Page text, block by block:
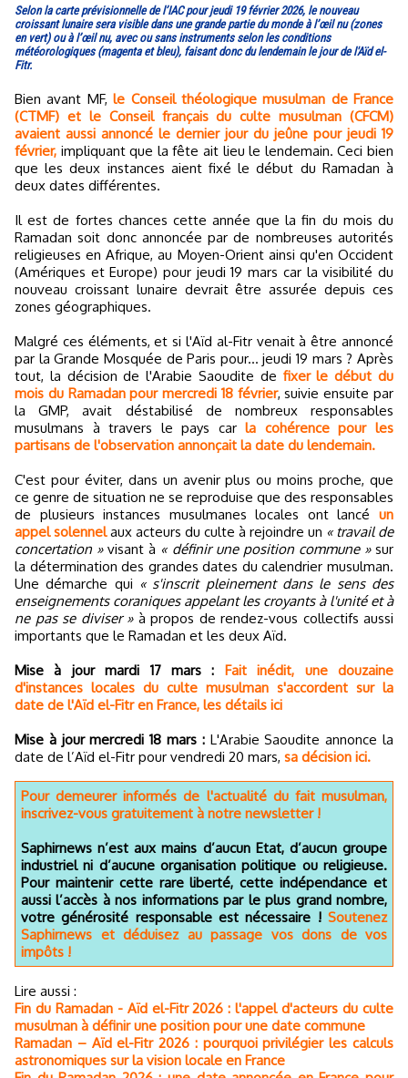
Selon la carte prévisionnelle de l’IAC pour jeudi 19 février 2026, le nouveau
croissant lunaire sera visible dans une grande partie du monde à l’œil nu (zones
en vert) ou à l’œil nu, avec ou sans instruments selon les conditions
météorologiques (magenta et bleu), faisant donc du lendemain le jour de l'Aïd el-
Fitr.
Bien avant MF,le Conseil théologique musulman de France
(CTMF) et le Conseil français du culte musulman (CFCM)
avaient aussi annoncé le dernier jour du jeûne pour jeudi 19
février, impliquant que la fête ait lieu le lendemain. Ceci bien
que les deux instances aient fixé le début du Ramadan à
deux dates différentes.
Il est de fortes chances cette année que la fin du mois du
Ramadan soit donc annoncée par de nombreuses autorités
religieuses en Afrique, au Moyen-Orient ainsi qu'en Occident
(Amériques et Europe) pour jeudi 19 mars car la visibilité du
nouveau croissant lunaire devrait être assurée depuis ces
zones géographiques.
Malgré ces éléments, et si l'Aïd al-Fitr venait à être annoncé
par la Grande Mosquée de Paris pour... jeudi 19 mars ? Après
tout, la décision de l'Arabie Saoudite de fixer le début du
mois du Ramadan pour mercredi 18 février, suivie ensuite par
la GMP, avait déstabilisé de nombreux responsables
musulmans à travers le pays carla cohérence pour les
partisans de l'observation annonçait la date du lendemain.
C'est pour éviter, dans un avenir plus ou moins proche, que
ce genre de situation ne se reproduise que des responsables
de plusieurs instances musulmanes locales ont lancé un
appel solennelaux acteurs du culte à rejoindre un « travail de
concertation »visant à « définir une position commune »sur
la détermination des grandes dates du calendrier musulman.
Une démarche qui « s'inscrit pleinement dans le sens des
enseignements coraniques appelant les croyants à l'unité et à
ne pas se diviser »à propos de rendez-vous collectifs aussi
importants que le Ramadan et les deux Aïd.
Mise à jour mardi 17 mars :
Fait inédit, une douzaine
d'instances locales du culte musulman s'accordent sur la
date de l'Aïd el-Fitr en France, les détails ici
Mise à jour mercredi 18 mars :L'Arabie Saoudite annonce la
date de l’Aïd el-Fitr pour vendredi 20 mars, sa décision ici.
Pour demeurer informés de l'actualité du fait musulman,
inscrivez-vous gratuitement à notre newsletter !
Saphirnews n’est aux mains d’aucun Etat, d’aucun groupe
industriel ni d’aucune organisation politique ou religieuse.
Pour maintenir cette rare liberté, cette indépendance et
aussi l’accès à nos informations par le plus grand nombre,
votre générosité responsable est nécessaire ! Soutenez
Saphirnews et déduisez au passage vos dons de vos
impôts !
Lire aussi :
Fin du Ramadan - Aïd el-Fitr 2026 : l'appel d'acteurs du culte
musulman à définir une position pour une date commune
Ramadan – Aïd el-Fitr 2026 : pourquoi privilégier les calculs
astronomiques sur la vision locale en France